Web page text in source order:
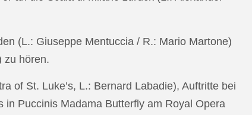
(L.: Giuseppe Mentuccia / R.: Mario Martone)
zu hören.
of St. Luke’s, L.: Bernard Labadie), Auftritte bei
Puccinis Madama Butterfly am Royal Opera